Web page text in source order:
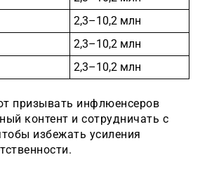
2,3–10,2 млн
2,3–10,2 млн
2,3–10,2 млн
призывать инфлюенсеров
контент и сотрудничать с
избежать усиления